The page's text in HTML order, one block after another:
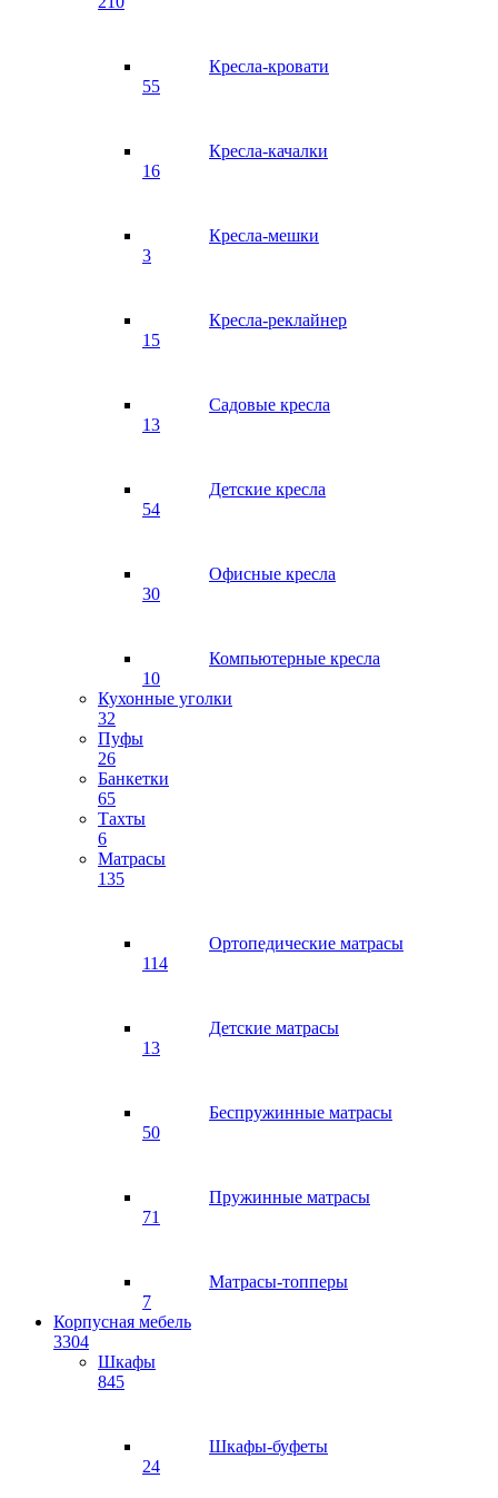
Кресла-кровати
55
Кресла-качалки
16
Кресла-мешки
3
Кресла-реклайнер
15
Садовые кресла
13
Детские кресла
54
Офисные кресла
30
Компьютерные кресла
10
Кухонные уголки
32
Пуфы
26
Банкетки
65
Тахты
6
Матрасы
135
Ортопедические матрасы
114
Детские матрасы
13
Беспружинные матрасы
50
Пружинные матрасы
71
Матрасы-топперы
7
Корпусная мебель
3304
Шкафы
845
Шкафы-буфеты
24